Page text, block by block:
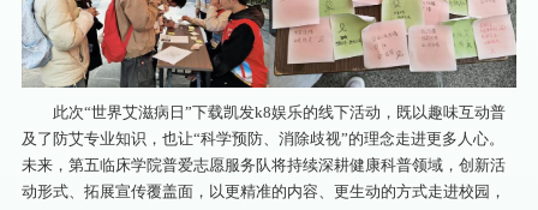
此次“世界艾滋病日”下载凯发k8娱乐的线下活动，既以趣味互动普
及了防艾专业知识，也让“科学预防、消除歧视”的理念走进更多人心。
未来，第五临床学院普爱志愿服务队将持续深耕健康科普领域，创新活
动形式、拓展宣传覆盖面，以更精准的内容、更生动的方式走进校园，